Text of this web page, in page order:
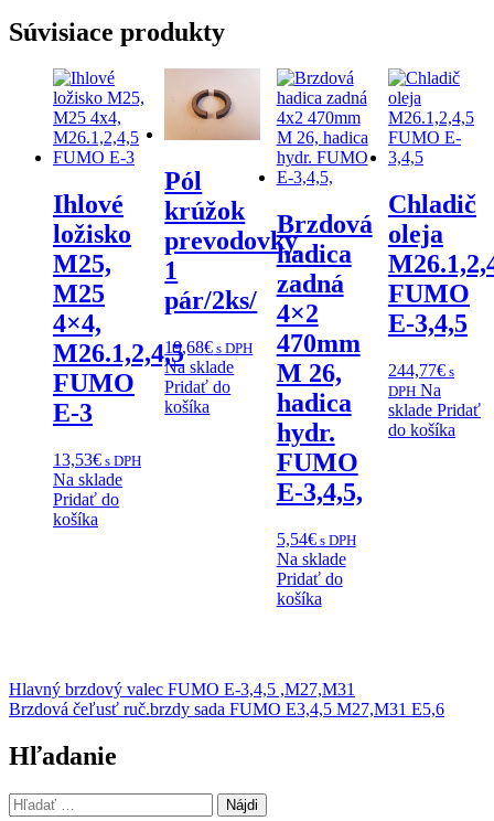
Súvisiace produkty
Ihlové
ložisko
M25,
M25
4×4,
M26.1,2,4,5
FUMO
E-3
13,53€ s DPH
Na sklade
Pridať do
košíka
Pól
krúžok
prevodovky
1
pár/2ks/
19,68€ s DPH
Na sklade
Pridať do
košíka
Brzdová
hadica
zadná
4×2
470mm
M 26,
hadica
hydr.
FUMO
E-3,4,5,
5,54€s DPH
Na sklade
Pridať do
košíka
Chladič
oleja
FUMO
E-3,4,5
244,77€s
DPH Na
sklade Pridať
do košíka
Navigácia
v
článku
Hlavný brzdový valec FUMO E-3,4,5 ,M27,M31
Brzdová čeľusť ruč.brzdy sada FUMO E3,4,5 M27,M31 E5,6
Hľadanie
Hľadať: